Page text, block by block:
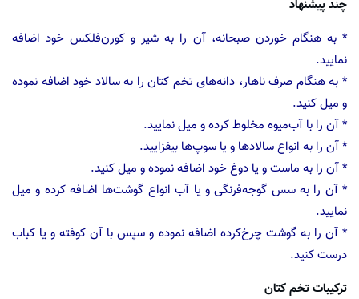
چند پیشنهاد
* به هنگام خوردن صبحانه، آن را به شیر و کورن‌فلکس خود اضافه
نمایید.
* به هنگام صرف ناهار، دانه‌های تخم کتان را به سالاد خود اضافه نموده
و میل کنید.
* آن را با آب‌میوه مخلوط کرده و میل نمایید.
* آن را به انواع سالادها و یا سوپ‌ها بیفزایید.
* آن را به ماست و یا دوغ خود اضافه نموده و میل کنید.
* آن را به سس گوجه‌فرنگی و یا آب انواع گوشت‌ها اضافه کرده و میل
نمایید.
* آن را به گوشت چرخ‌کرده اضافه نموده و سپس با آن کوفته و یا کباب
درست کنید.
ترکیبات تخم کتان